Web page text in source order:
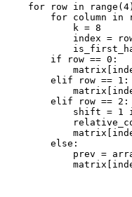
for row in
for column in
            k = 8
index =
        if row == 0:
        elif row == 1:
        elif row == 2:
shift = 1
        else:
prev =